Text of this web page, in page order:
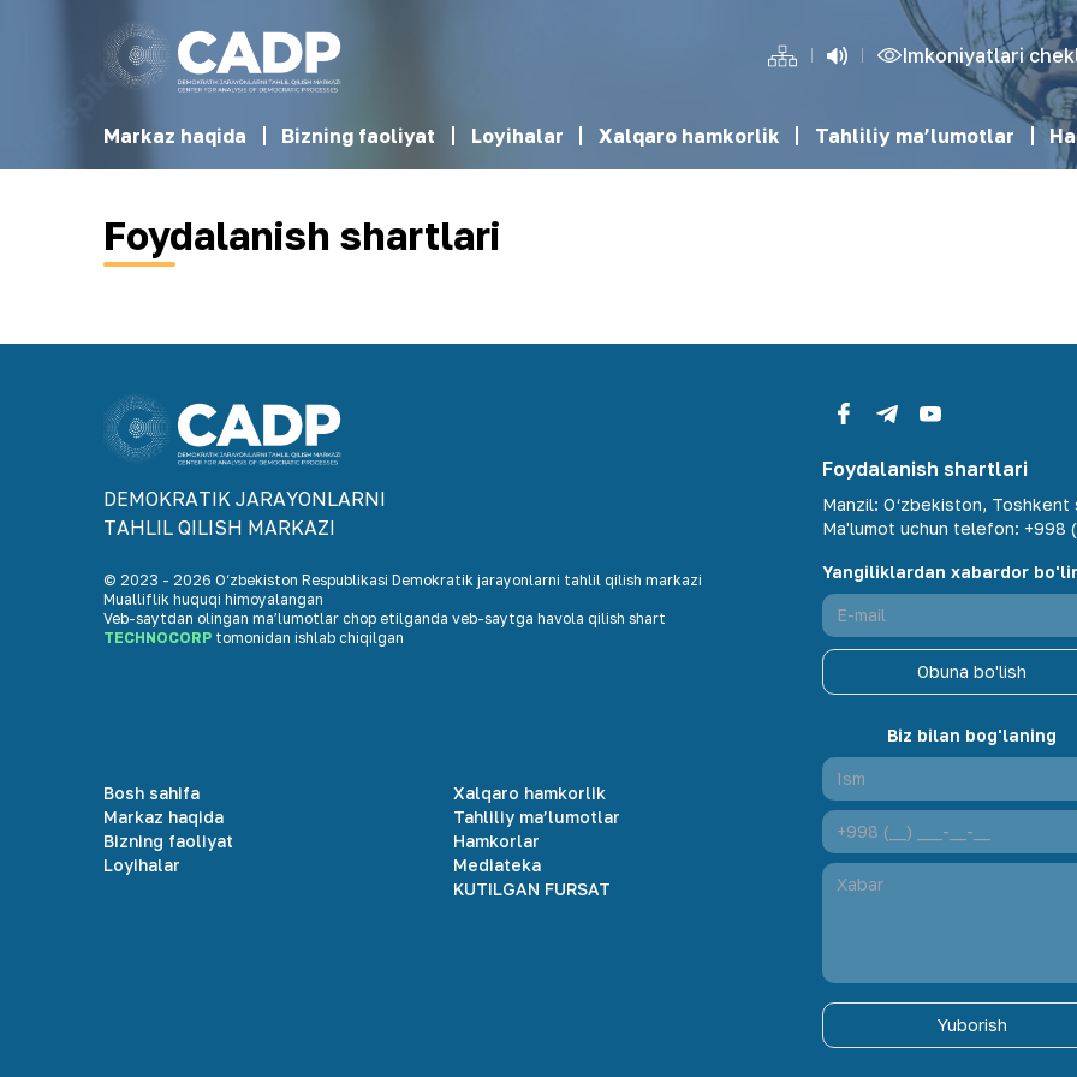
Imkoniyatlari
Markaz haqida Bizning faoliyat Loyihalar Xalqaro hamkorlik Tahliliy ma’lumotlar
Foydalanish shartlari
DEMOKRАTIK JАRАYONLАRNI
TАHLIL QILISH MАRKАZI
© 2023 - 2026 O‘zbekiston Respublikasi Demokratik jarayonlarni tahlil qilish markazi
Mualliflik huquqi himoyalangan
Veb-saytdan olingan maʼlumotlar chop etilganda veb-saytga havola qilish shart
TECHNOCORP tomonidan ishlab chiqilgan
Foydalanish shartlari
Manzil: O‘zbekiston, Toshkent
Ma'lumot uchun telefon: +998
Yangiliklardan xabardor
Obuna bo'lish
Bosh sahifa
Markaz haqida
Bizning faoliyat
Loyihalar
Xalqaro hamkorlik
Tahliliy ma’lumotlar
Hamkorlar
Mediateka
KUTILGAN FURSAT
Biz bilan bog'laning
Yuborish